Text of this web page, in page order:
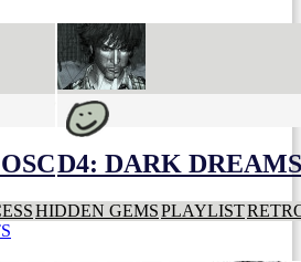
D4: DARK
HIDDEN GEMSPLAYLIST